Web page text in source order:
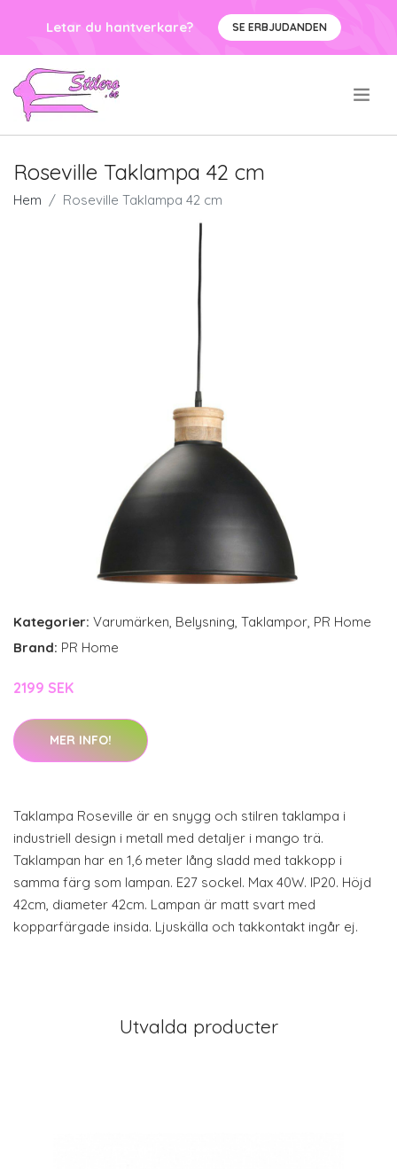
Letar du hantverkare? SE ERBJUDANDEN
Roseville Taklampa 42 cm
Hem Roseville Taklampa 42 cm
Kategorier: Varumärken, Belysning, Taklampor, PR Home
Brand: PR Home
2199 SEK
MER INFO!
Taklampa Roseville är en snygg och stilren taklampa i
industriell design i metall med detaljer i mango trä.
Taklampan har en 1,6 meter lång sladd med takkopp i
samma färg som lampan. E27 sockel. Max 40W. IP20. Höjd
42cm, diameter 42cm. Lampan är matt svart med
kopparfärgade insida. Ljuskälla och takkontakt ingår ej.
Utvalda producter